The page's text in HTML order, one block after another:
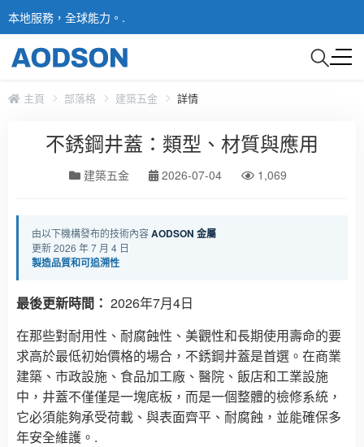
本地服務，全球能力。.
主頁 部落格 建築五金 詳情
不銹鋼井蓋：類型、材質與應用
建築五金 2026-07-04 1,069
由以下機構發布的技術內容AODSON 金屬
更新 2026 年 7 月 4 日
製造品質和可追溯性
最後更新時間： 2026年7月4日
在那些對耐用性、耐腐蝕性、美觀性和長期使用壽命的要
求高於最低初始價格的場合，不銹鋼井蓋是首選。在商業
建築、市政設施、食品加工廠、醫院、飯店和工業設施
中，井蓋不僅僅是一塊底板，而是一個整體的檢修系統，
它必須能夠承受荷載、與表面齊平、耐腐蝕，並能確保多
年安全維護。.